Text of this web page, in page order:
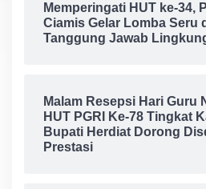
Memperingati HUT ke-34,
Ciamis Gelar Lomba Seru
Tanggung Jawab
Malam Resepsi Hari Guru
HUT PGRI Ke-78 Tingkat
Bupati Herdiat Dorong
Prestasi